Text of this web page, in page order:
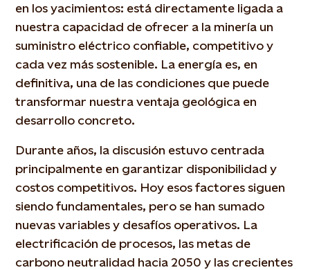
en los yacimientos: está directamente ligada a
nuestra capacidad de ofrecer a la minería un
suministro eléctrico confiable, competitivo y
cada vez más sostenible. La energía es, en
definitiva, una de las condiciones que puede
transformar nuestra ventaja geológica en
desarrollo concreto.
Durante años, la discusión estuvo centrada
principalmente en garantizar disponibilidad y
costos competitivos. Hoy esos factores siguen
siendo fundamentales, pero se han sumado
nuevas variables y desafíos operativos. La
electrificación de procesos, las metas de
carbono neutralidad hacia 2050 y las crecientes